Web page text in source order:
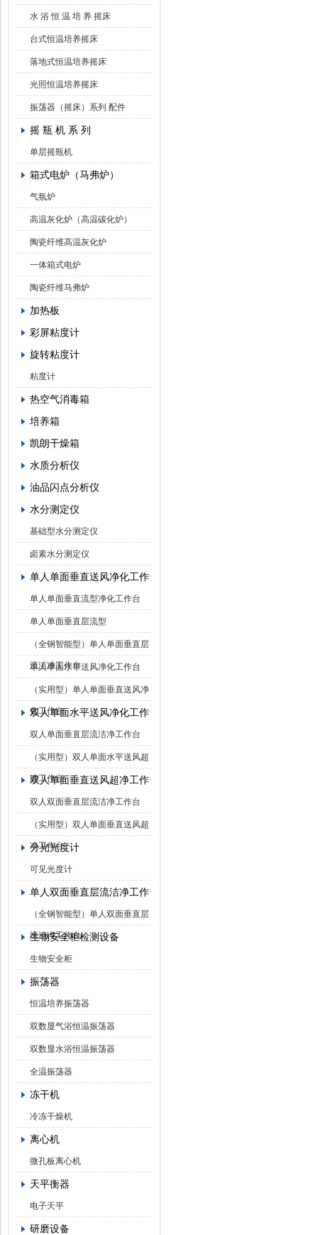
水 浴 恒 温 培 养 摇床
台式恒温培养摇床
落地式恒温培养摇床
光照恒温培养摇床
振荡器（摇床）系列 配件
摇 瓶 机 系 列
单层摇瓶机
箱式电炉（马弗炉）
气氛炉
高温灰化炉（高温碳化炉）
陶瓷纤维高温灰化炉
一体箱式电炉
陶瓷纤维马弗炉
加热板
彩屏粘度计
旋转粘度计
粘度计
热空气消毒箱
培养箱
凯朗干燥箱
水质分析仪
油品闪点分析仪
水分测定仪
基础型水分测定仪
卤素水分测定仪
单人单面垂直送风净化工作台
单人单面垂直流型净化工作台
单人单面垂直层流型
（全钢智能型）单人单面垂直层
流洁净工作台
单人单面水平送风净化工作台
（实用型）单人单面垂直送风净
化工作台
双人单面水平送风净化工作台
双人单面垂直层流洁净工作台
（实用型）双人单面水平送风超
净工作台
双人单面垂直送风超净工作台
双人双面垂直层流洁净工作台
（实用型）双人单面垂直送风超
净工作台
分光光度计
可见光度计
单人双面垂直层流洁净工作台
（全钢智能型）单人双面垂直层
流洁净工作台
生物安全柜检测设备
生物安全柜
振荡器
恒温培养振荡器
双数显气浴恒温振荡器
双数显水浴恒温振荡器
全温振荡器
冻干机
冷冻干燥机
离心机
微孔板离心机
天平衡器
电子天平
研磨设备